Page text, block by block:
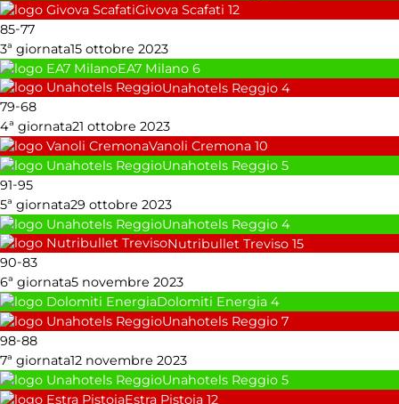
Givova Scafati 12
85-77
3ª giornata15 ottobre 2023
EA7 Milano 6
Unahotels Reggio 4
79-68
4ª giornata21 ottobre 2023
Vanoli Cremona 10
Unahotels Reggio 5
91-95
5ª giornata29 ottobre 2023
Unahotels Reggio 4
Nutribullet Treviso 15
90-83
6ª giornata5 novembre 2023
Dolomiti Energia 4
Unahotels Reggio 7
98-88
7ª giornata12 novembre 2023
Unahotels Reggio 5
Estra Pistoia 12